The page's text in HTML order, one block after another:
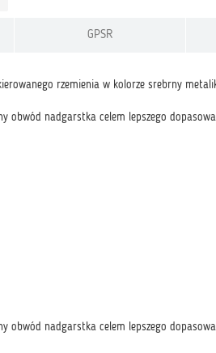
GPSR
rzemienia w kolorze srebrny
obwód nadgarstka celem lepszego
obwód nadgarstka celem lepszego